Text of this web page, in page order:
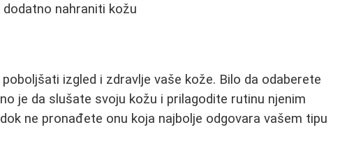
nahraniti kožu
izgled i zdravlje vaše kože. Bilo da odaberete
je da slušate svoju kožu i prilagodite rutinu njenim
ne pronađete onu koja najbolje odgovara vašem tipu